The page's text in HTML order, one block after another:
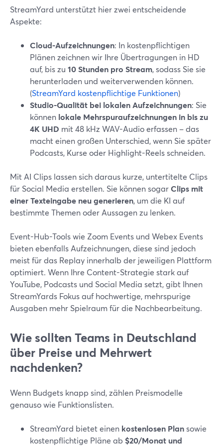
StreamYard unterstützt hier zwei entscheidende
Aspekte:
Cloud-Aufzeichnungen: In kostenpflichtigen
Plänen zeichnen wir Ihre Übertragungen in HD
auf, bis zu 10 Stunden pro Stream, sodass Sie sie
herunterladen und weiterverwenden können.
(StreamYard kostenpflichtige Funktionen)
Studio-Qualität bei lokalen Aufzeichnungen: Sie
können lokale Mehrspuraufzeichnungen in bis zu
4K UHD mit 48 kHz WAV-Audio erfassen – das
macht einen großen Unterschied, wenn Sie später
Podcasts, Kurse oder Highlight-Reels schneiden.
Mit AI Clips lassen sich daraus kurze, untertitelte Clips
für Social Media erstellen. Sie können sogarClips mit
einer Texteingabe neu generieren, um die KI auf
bestimmte Themen oder Aussagen zu lenken.
Event-Hub-Tools wie Zoom Events und Webex Events
bieten ebenfalls Aufzeichnungen, diese sind jedoch
meist für das Replay innerhalb der jeweiligen Plattform
optimiert. Wenn Ihre Content-Strategie stark auf
YouTube, Podcasts und Social Media setzt, gibt Ihnen
StreamYards Fokus auf hochwertige, mehrspurige
Ausgaben mehr Spielraum für die Nachbearbeitung.
Wie sollten Teams in Deutschland
über Preise und Mehrwert
nachdenken?
Wenn Budgets knapp sind, zählen Preismodelle
genauso wie Funktionslisten.
StreamYard bietet einen kostenlosen Plansowie
kostenpflichtige Pläne ab $20/Monat und